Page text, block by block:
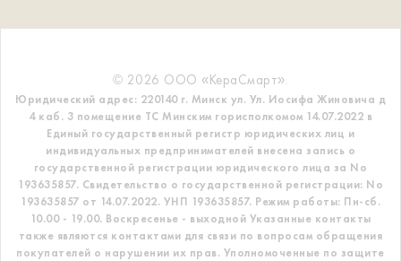
© 2026 ООО «КераСмарт».
Юридический адрес: 220140 г. Минск ул. Ул. Иосифа Жиновича д
4 каб. 3 помещение ТС Минским горисполкомом 14.07.2022 в
Единый государственный регистр юридических лиц и
индивидуальных предпринимателей внесена запись о
государственной регистрации юридического лица за No
193635857. Свидетельство о государственной регистрации: No
193635857 от 14.07.2022. УНП 193635857. Режим работы: Пн-сб.
10.00 - 19.00. Воскресенье - выходной Указанные контакты
также являются контактами для связи по вопросам обращения
покупателей о нарушении их прав. Уполномоченные по защите